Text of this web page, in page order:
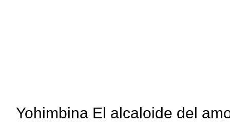
Yohimbina El alcaloide del